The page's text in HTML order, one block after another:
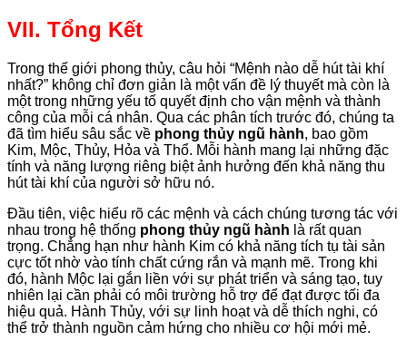
VII. Tổng Kết
Trong thế giới phong thủy, câu hỏi “Mệnh nào dễ hút tài khí
nhất?” không chỉ đơn giản là một vấn đề lý thuyết mà còn là
một trong những yếu tố quyết định cho vận mệnh và thành
công của mỗi cá nhân. Qua các phân tích trước đó, chúng ta
đã tìm hiểu sâu sắc về phong thủy ngũ hành, bao gồm
Kim, Mộc, Thủy, Hỏa và Thổ. Mỗi hành mang lại những đặc
tính và năng lượng riêng biệt ảnh hưởng đến khả năng thu
hút tài khí của người sở hữu nó.
Đầu tiên, việc hiểu rõ các mệnh và cách chúng tương tác với
nhau trong hệ thống phong thủy ngũ hành là rất quan
trọng. Chẳng hạn như hành Kim có khả năng tích tụ tài sản
cực tốt nhờ vào tính chất cứng rắn và mạnh mẽ. Trong khi
đó, hành Mộc lại gắn liền với sự phát triển và sáng tạo, tuy
nhiên lại cần phải có môi trường hỗ trợ để đạt được tối đa
hiệu quả. Hành Thủy, với sự linh hoạt và dễ thích nghi, có
thể trở thành nguồn cảm hứng cho nhiều cơ hội mới mẻ.